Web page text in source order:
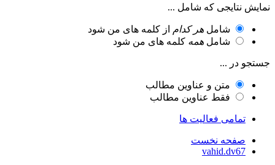
نمایش نتایجی که شامل ...
شامل هر کدام از کلمه های من شود
شامل همه کلمه های من شود
جستجو در ...
متن و عناوین مطالب
فقط عناوین مطالب
تمامی فعالیت ها
صفحه نخست
vahid.dv67